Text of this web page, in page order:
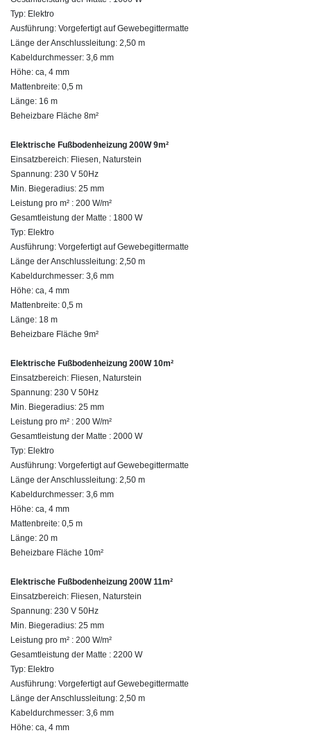
Typ: Elektro
Ausführung: Vorgefertigt auf Gewebegittermatte
Länge der Anschlussleitung: 2,50 m
Kabeldurchmesser: 3,6 mm
Höhe: ca, 4 mm
Mattenbreite: 0,5 m
Länge: 16 m
Beheizbare Fläche 8m²
Elektrische Fußbodenheizung 200W 9m²
Einsatzbereich: Fliesen, Naturstein
Spannung: 230 V 50Hz
Min. Biegeradius: 25 mm
Leistung pro m² : 200 W/m²
Gesamtleistung der Matte : 1800 W
Typ: Elektro
Ausführung: Vorgefertigt auf Gewebegittermatte
Länge der Anschlussleitung: 2,50 m
Kabeldurchmesser: 3,6 mm
Höhe: ca, 4 mm
Mattenbreite: 0,5 m
Länge: 18 m
Beheizbare Fläche 9m²
Elektrische Fußbodenheizung 200W 10m²
Einsatzbereich: Fliesen, Naturstein
Spannung: 230 V 50Hz
Min. Biegeradius: 25 mm
Leistung pro m² : 200 W/m²
Gesamtleistung der Matte : 2000 W
Typ: Elektro
Ausführung: Vorgefertigt auf Gewebegittermatte
Länge der Anschlussleitung: 2,50 m
Kabeldurchmesser: 3,6 mm
Höhe: ca, 4 mm
Mattenbreite: 0,5 m
Länge: 20 m
Beheizbare Fläche 10m²
Elektrische Fußbodenheizung 200W 11m²
Einsatzbereich: Fliesen, Naturstein
Spannung: 230 V 50Hz
Min. Biegeradius: 25 mm
Leistung pro m² : 200 W/m²
Gesamtleistung der Matte : 2200 W
Typ: Elektro
Ausführung: Vorgefertigt auf Gewebegittermatte
Länge der Anschlussleitung: 2,50 m
Kabeldurchmesser: 3,6 mm
Höhe: ca, 4 mm